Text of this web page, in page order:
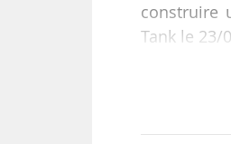
construire
Tank le 23/
« La
a pas de
réalité.